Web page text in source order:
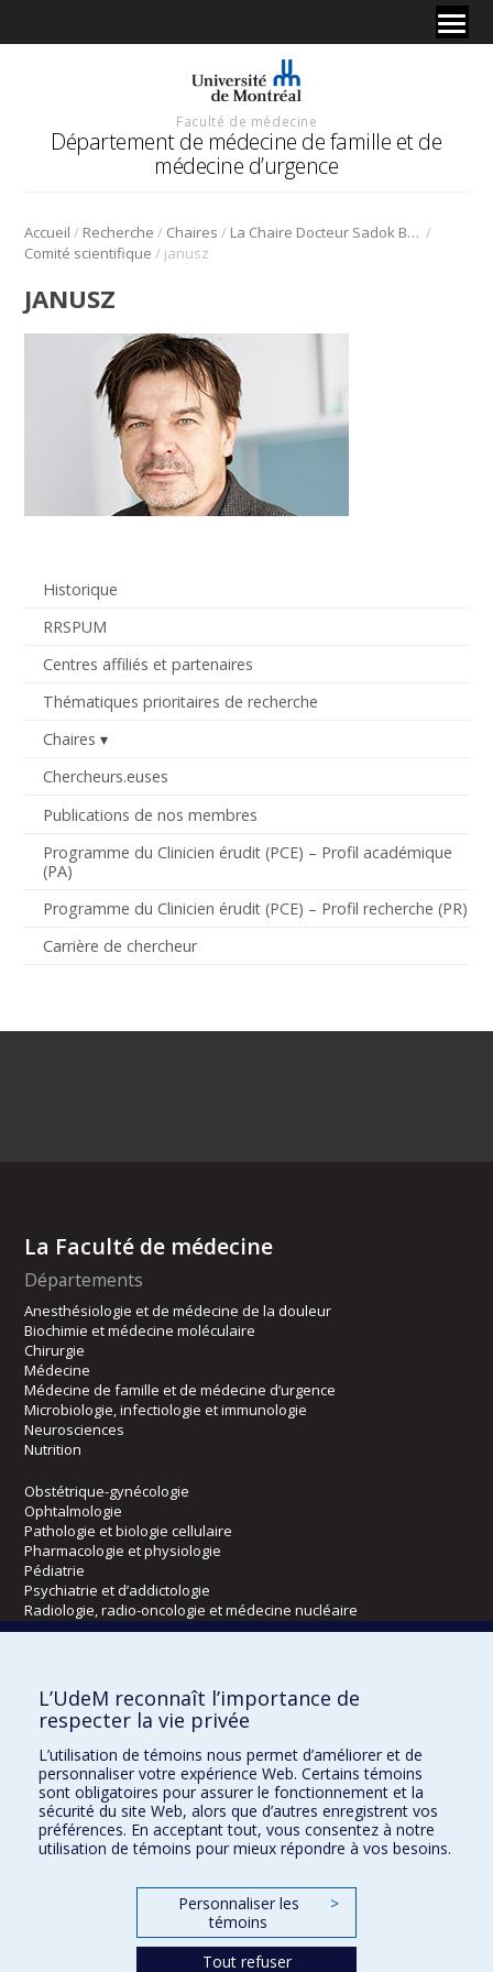
Faculté de médecine
Département de médecine de famille et de
médecine d’urgence
Accueil / Recherche / Chaires / La Chaire Docteur Sadok Besrour /
Comité scientifique / janusz
Historique
RRSPUM
Centres affiliés et partenaires
Thématiques prioritaires de recherche
Chaires
Chercheurs.euses
Publications de nos membres
Programme du Clinicien érudit (PCE) – Profil académique
(PA)
Programme du Clinicien érudit (PCE) – Profil recherche (PR)
Carrière de chercheur
JANUSZ
La Faculté de médecine
Départements
Anesthésiologie et de médecine de la douleur
Biochimie et médecine moléculaire
Chirurgie
Médecine
Médecine de famille et de médecine d’urgence
Microbiologie, infectiologie et immunologie
Neurosciences
Nutrition
Obstétrique-gynécologie
Ophtalmologie
Pathologie et biologie cellulaire
Pharmacologie et physiologie
Pédiatrie
Psychiatrie et d’addictologie
Radiologie, radio-oncologie et médecine nucléaire
Kinésiologie et des sciences de l’activité physique
Orthophonie et audiologie
Réadaptation
Directions
DPC
CPASS
L’UdeM reconnaît l’importance de
respecter la vie privée
L’utilisation de témoins nous permet d’améliorer et de
personnaliser votre expérience Web. Certains témoins
sont obligatoires pour assurer le fonctionnement et la
sécurité du site Web, alors que d’autres enregistrent vos
préférences. En acceptant tout, vous consentez à notre
utilisation de témoins pour mieux répondre à vos besoins.
Personnaliser les
témoins
>
Tout refuser